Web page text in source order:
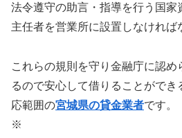
法令遵守の助言・指導を行う国家
主任者を営業所に設置しなければ
これらの規則を守り金融庁に認
るので安心して借りることができ
応範囲の宮城県の貸金業者です。
※